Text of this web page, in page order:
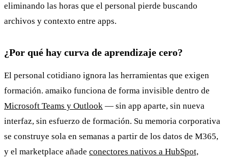
eliminando las horas que el personal pierde buscando
archivos y contexto entre apps.
¿Por qué hay curva de aprendizaje cero?
El personal cotidiano ignora las herramientas que exigen
formación. amaiko funciona de forma invisible dentro de
Microsoft Teams y Outlook — sin app aparte, sin nueva
interfaz, sin esfuerzo de formación. Su memoria corporativa
se construye sola en semanas a partir de los datos de M365,
y el marketplace añade conectores nativos a HubSpot,